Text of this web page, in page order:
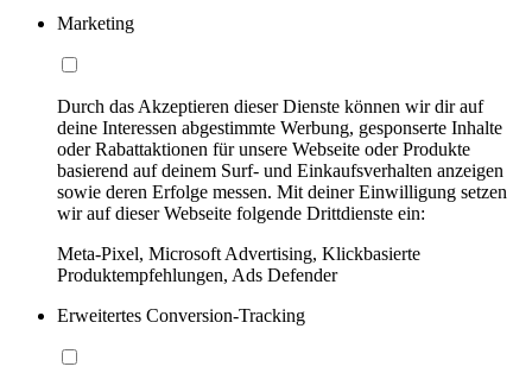
Marketing
Durch das Akzeptieren dieser Dienste können wir dir auf
deine Interessen abgestimmte Werbung, gesponserte Inhalte
oder Rabattaktionen für unsere Webseite oder Produkte
basierend auf deinem Surf- und Einkaufsverhalten anzeigen
sowie deren Erfolge messen. Mit deiner Einwilligung setzen
wir auf dieser Webseite folgende Drittdienste ein:
Meta-Pixel, Microsoft Advertising, Klickbasierte
Produktempfehlungen, Ads Defender
Erweitertes Conversion-Tracking